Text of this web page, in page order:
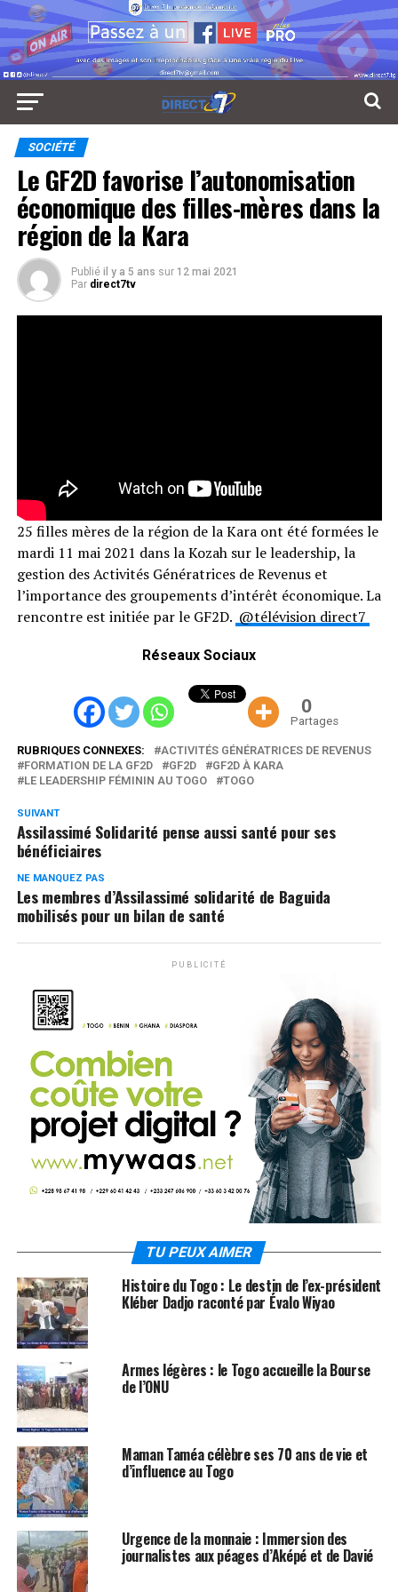
SOCIÉTÉ
Le GF2D favorise l’autonomisation
économique des filles-mères dans la
région de la Kara
Publié il y a 5 ans sur 12 mai 2021
Par direct7tv
25 filles mères de la région de la Kara ont été formées le
mardi 11 mai 2021 dans la Kozah sur le leadership, la
gestion des Activités Génératrices de Revenus et
l’importance des groupements d’intérêt économique. La
rencontre est initiée par le GF2D. @télévision direct7
Réseaux Sociaux
0
Partages
RUBRIQUES CONNEXES:
ACTIVITÉS GÉNÉRATRICES DE REVENUS
FORMATION DE LA GF2D
GF2D
GF2D À KARA
LE LEADERSHIP FÉMININ AU TOGO
TOGO
SUIVANT
Assilassimé Solidarité pense aussi santé pour ses
bénéficiaires
NE MANQUEZ PAS
Les membres d’Assilassimé solidarité de Baguida
mobilisés pour un bilan de santé
PUBLICITÉ
TU PEUX AIMER
Histoire du Togo : Le destin de l’ex-président
Kléber Dadjo raconté par Évalo Wiyao
Armes légères : le Togo accueille la Bourse
de l’ONU
Maman Taméa célèbre ses 70 ans de vie et
d’influence au Togo
Urgence de la monnaie : Immersion des
journalistes aux péages d’Aképé et de Davié